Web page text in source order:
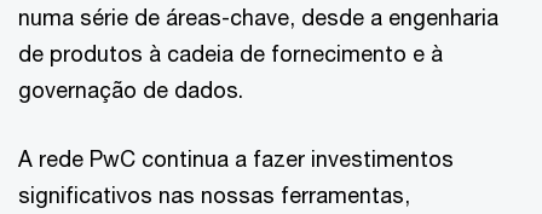
numa série de áreas-chave, desde a engenharia
de produtos à cadeia de fornecimento e à
governação de dados.
A rede PwC continua a fazer investimentos
significativos nas nossas ferramentas,